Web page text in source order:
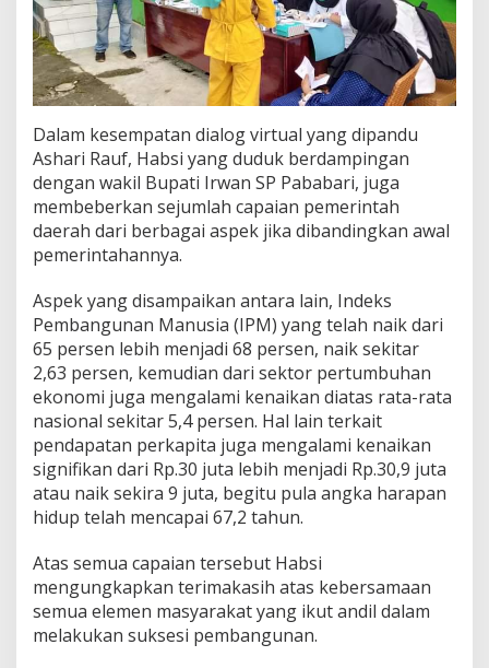
Dalam kesempatan dialog virtual yang dipandu
Ashari Rauf, Habsi yang duduk berdampingan
dengan wakil Bupati Irwan SP Pababari, juga
membeberkan sejumlah capaian pemerintah
daerah dari berbagai aspek jika dibandingkan awal
pemerintahannya.
Aspek yang disampaikan antara lain, Indeks
Pembangunan Manusia (IPM) yang telah naik dari
65 persen lebih menjadi 68 persen, naik sekitar
2,63 persen, kemudian dari sektor pertumbuhan
ekonomi juga mengalami kenaikan diatas rata-rata
nasional sekitar 5,4 persen. Hal lain terkait
pendapatan perkapita juga mengalami kenaikan
signifikan dari Rp.30 juta lebih menjadi Rp.30,9 juta
atau naik sekira 9 juta, begitu pula angka harapan
hidup telah mencapai 67,2 tahun.
Atas semua capaian tersebut Habsi
mengungkapkan terimakasih atas kebersamaan
semua elemen masyarakat yang ikut andil dalam
melakukan suksesi pembangunan.